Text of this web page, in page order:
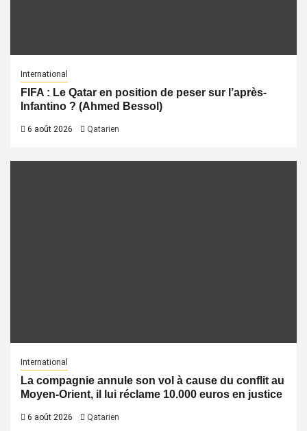
International
FIFA : Le Qatar en position de peser sur l’après-
Infantino ? (Ahmed Bessol)
6 août 2026 Qatarien
International
La compagnie annule son vol à cause du conflit au
Moyen-Orient, il lui réclame 10.000 euros en justice
6 août 2026 Qatarien